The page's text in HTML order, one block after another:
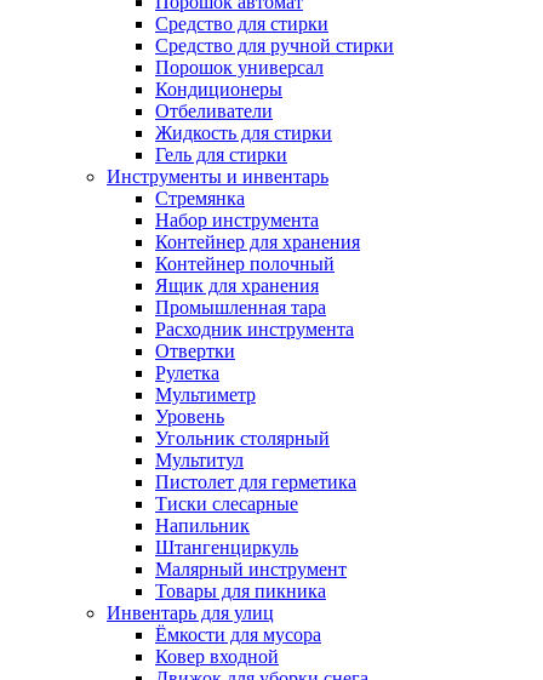
Средство для стирки
Средство для ручной стирки
Порошок универсал
Кондиционеры
Отбеливатели
Жидкость для стирки
Гель для стирки
Инструменты и инвентарь
Стремянка
Набор инструмента
Контейнер для хранения
Контейнер полочный
Ящик для хранения
Промышленная тара
Расходник инструмента
Отвертки
Рулетка
Мультиметр
Уровень
Угольник столярный
Мультитул
Пистолет для герметика
Тиски слесарные
Напильник
Штангенциркуль
Малярный инструмент
Товары для пикника
Инвентарь для улиц
Ёмкости для мусора
Ковер входной